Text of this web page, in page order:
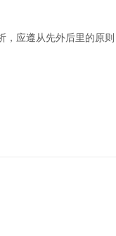
，应遵从先外后里的原